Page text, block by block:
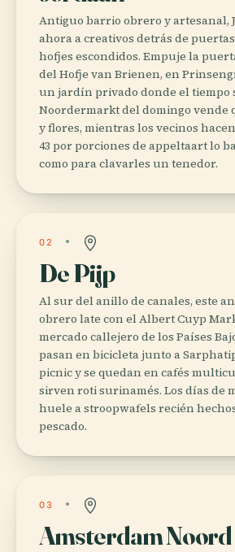
Antiguo barrio obrero y artesanal,
ahora a creativos detrás de
hofjes escondidos. Empuje la
del Hofje van Brienen, en
un jardín privado donde el tiempo
Noordermarkt del domingo vende
y flores, mientras los vecinos
43 por porciones de appeltaart lo
como para clavarles un tenedor.
02
De Pijp
Al sur del anillo de canales, este
obrero late con el Albert Cuyp
mercado callejero de los Países
pasan en bicicleta junto a
picnic y se quedan en cafés
sirven roti surinamés. Los días de
huele a stroopwafels recién
pescado.
03
Amsterdam Noord